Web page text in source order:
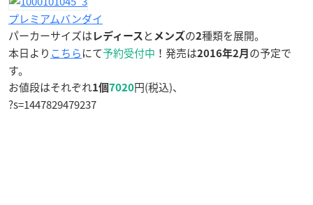
プレミアムバンダイ
パーカーサイズは レディース と メンズの2種類を展開。
本日より こちらにて予約受付中 ！発売は2016年2月 の予定で
す。
お値段はそれぞれ1個7020円(税込)、
?s=1447829479237